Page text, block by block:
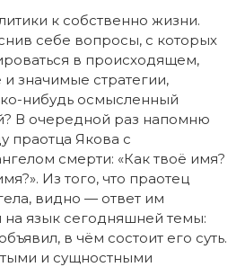
к собственно жизни.
себе вопросы, с которых
в происходящем,
значимые стратегии,
нибудь осмысленный
В очередной раз напомню
праотца Якова с
смерти: «Как твоё имя?
Из того, что праотец
видно — ответ им
язык сегодняшней темы:
в чём состоит его суть.
и сущностными